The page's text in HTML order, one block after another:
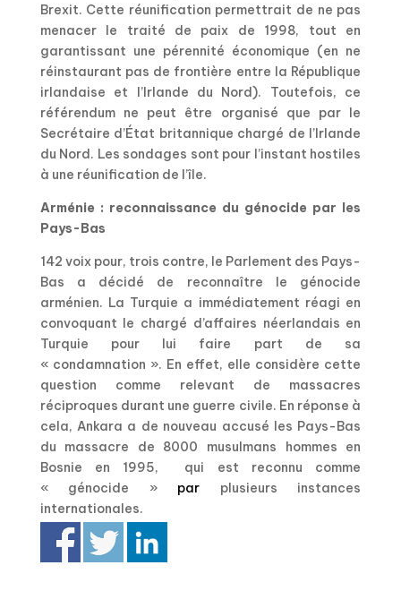
Brexit. Cette réunification permettrait de ne pas
menacer le traité de paix de 1998, tout en
garantissant une pérennité économique (en ne
réinstaurant pas de frontière entre la République
irlandaise et l’Irlande du Nord). Toutefois, ce
référendum ne peut être organisé que par le
Secrétaire d’État britannique chargé de l’Irlande
du Nord. Les sondages sont pour l’instant hostiles
à une réunification de l’île.
Arménie : reconnaissance du génocide par les
Pays-Bas
142 voix pour, trois contre, le Parlement des Pays-
Bas a décidé de reconnaître le génocide
arménien. La Turquie a immédiatement réagi en
convoquant le chargé d’affaires néerlandais en
Turquie pour lui faire part de sa
« condamnation ». En effet, elle considère cette
question comme relevant de massacres
réciproques durant une guerre civile. En réponse à
cela, Ankara a de nouveau accusé les Pays-Bas
du massacre de 8000 musulmans hommes en
Bosnie en 1995, qui est reconnu comme
« génocide » par plusieurs instances
internationales.